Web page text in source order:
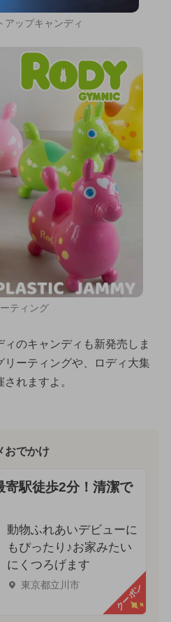
アップキャンディ
ティング
のキャンディも新発売しま
ーティングや、ロディ大集
れますよ。
おでかけ
寄駅徒歩2分！清潔で
動物ふれあいデビューに
もぴったり♪お家みたい
にくつろげます
東京都立川市 クーポン